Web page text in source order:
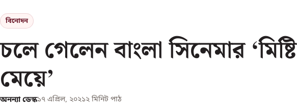
বিনোদন
চলে গেলেন বাংলা সিনেমার ‘মিষ্টি
মেয়ে’
অনন্যা ডেস্ক১৭ এপ্রিল, ২০২১২ মিনিট পাঠ